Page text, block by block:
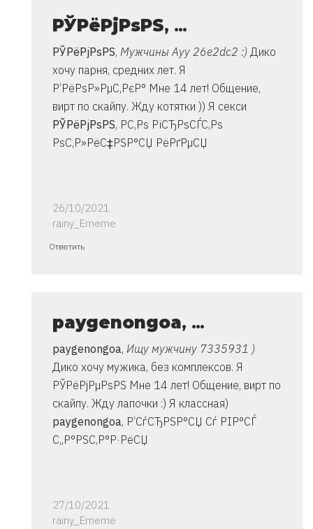
очень
Владимир
РЎРёРјРѕРЅ, …
РЎРёРјРѕРЅ, Мужчины Ауу 26e2dc2 :) Дико
хочу парня, средних лет. Я
Р’РёРѕР»РµС‚РєР° Мне 14 лет! Общение,
вирт по скайпу. Жду котятки )) Я секси
РЎРёРјРѕРЅ, Р­С‚Рѕ РїСЂРѕСЃС‚Рѕ
РѕС‚Р»РёС‡РЅР°СЏ РёРґРµСЏ
26/10/2021
rainy_Ememe
Ответ
очень
от
Владимир
Ответить
paygenongoa, …
paygenongoa, Ищу мужчину 7335931 )
Дико хочу мужика, без комплексов. Я
РЎРёРјРµРѕРЅ Мне 14 лет! Общение, вирт по
скайпу. Жду лапочки :) Я классная)
paygenongoa, Р‘СѓСЂРЅР°СЏ Сѓ РІР°СЃ
С„Р°РЅС‚Р°Р·РёСЏ
27/10/2021
rainy_Ememe